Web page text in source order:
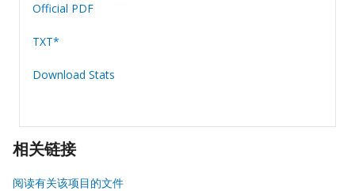
Official PDF
TXT*
Download Stats
相关链接
阅读有关该项目的文件